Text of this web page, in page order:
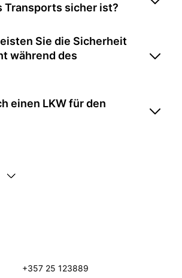
Transports sicher ist?
Sie die Sicherheit
während des
einen LKW für den
+357 25 123889